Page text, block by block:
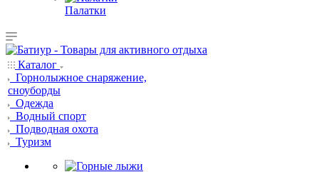
Палатки
Каталог
Горнолыжное снаряжение,
сноуборды
Одежда
Водный спорт
Подводная охота
Туризм